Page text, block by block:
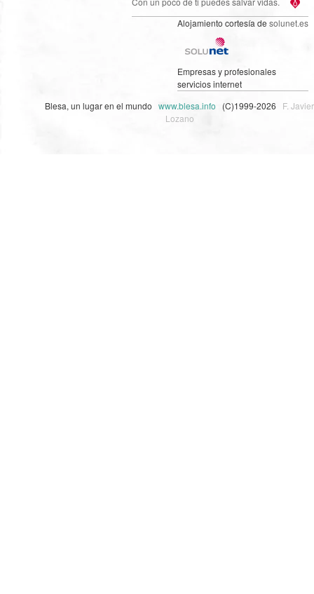
Alojamiento cortesía de solunet.es
Empresas y profesionales
servicios internet
Blesa, un lugar en el mundo www.blesa.info (C)1999-2026 F. Javier
Lozano